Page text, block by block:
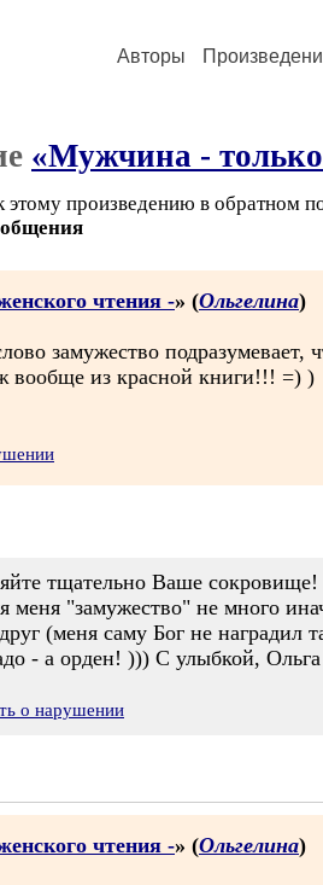
Авторы
«Мужчина -
произведению в обратном
чтения -» (Ольгелина)
замужество
из красной книги!!! =) )
тщательно Ваше
меня "замужество" не много
(меня саму Бог не наградил
- а орден! ))) С улыбкой, Ольга
о нарушении
чтения -» (Ольгелина)